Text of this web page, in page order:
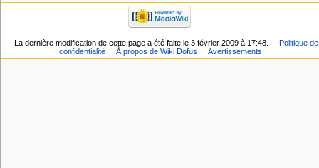
La dernière modification de cette page a été faite le 3 février 2009 à 17:48.
Politique de
confidentialité
À propos de Wiki Dofus Avertissements